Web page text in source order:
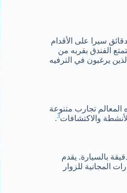
يتميز فندق رمادا أمواج بموقعه الفريد الذي يجعله نقطة انطلاق مثالية للزوار. يقع الفندق على بُعد حوالي 6 دقائق سيرا على الأقدام
الفندق بقربه من
يرغبون في الترفيه
المعالم تجارب متنوعة
والاكتشافات3
.
رمادا أمواج أمرًا سهلاً ومريحًا، حيث يبعد مطار البحرين الدولي نحو 20 دقيقة بالسيارة. يقدم
المجانية للزوار